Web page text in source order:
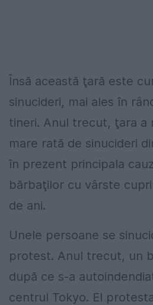
Însă această ţară este
sinucideri, mai ales în
tineri. Anul trecut, ţara a
mare rată de sinucideri
în prezent principala
bărbaţilor cu vârste
de ani.
Unele persoane se
protest. Anul trecut, un
după ce s-a
centrul Tokyo. El